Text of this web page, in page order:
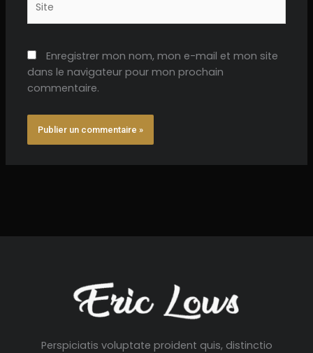
Enregistrer mon nom, mon e-mail et mon site
dans le navigateur pour mon prochain
commentaire.
Perspiciatis voluptate proident quis, distinctio